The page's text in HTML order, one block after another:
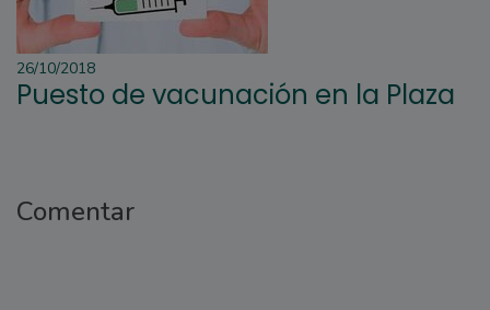
26/10/2018
Puesto de vacunación en la Plaza
Comentar